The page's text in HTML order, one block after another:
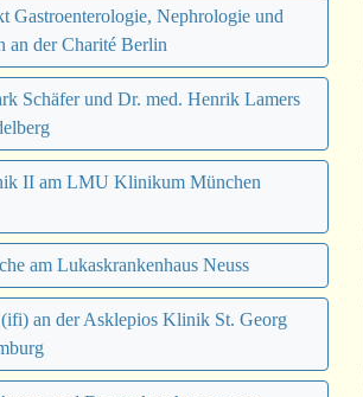
Nephrologie und
an der Charité Berlin
Schäfer und Dr. med. Henrik Lamers
II am LMU Klinikum München
am Lukaskrankenhaus Neuss
an der Asklepios Klinik St. Georg